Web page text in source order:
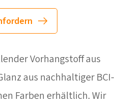
Vorhangstoff aus
aus nachhaltiger BCI-
Farben erhältlich. Wir